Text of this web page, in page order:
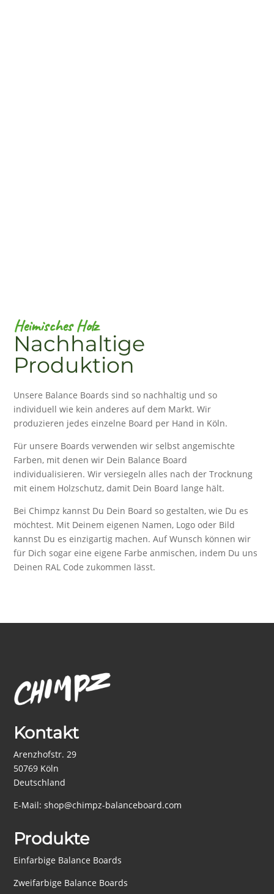
Heimisches Holz
Nachhaltige
Produktion
Unsere Balance Boards sind so nachhaltig und so
individuell wie kein anderes auf dem Markt. Wir
produzieren jedes einzelne Board per Hand in Köln.
Für unsere Boards verwenden wir selbst angemischte
Farben, mit denen wir Dein Balance Board
individualisieren. Wir versiegeln alles nach der Trocknung
mit einem Holzschutz, damit Dein Board lange hält.
Bei Chimpz kannst Du Dein Board so gestalten, wie Du es
möchtest. Mit Deinem eigenen Namen, Logo oder Bild
kannst Du es einzigartig machen. Auf Wunsch können wir
für Dich sogar eine eigene Farbe anmischen, indem Du uns
Deinen RAL Code zukommen lässt.
Kontakt
Arenzhofstr. 29
50769 Köln
Deutschland
E-Mail:shop@chimpz-balanceboard.com
Produkte
Einfarbige Balance Boards
Zweifarbige Balance Boards